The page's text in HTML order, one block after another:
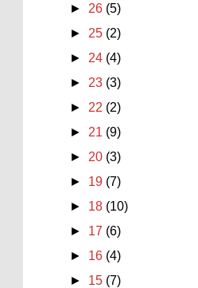
► 26 (5)
► 25 (2)
► 24 (4)
► 23 (3)
► 22 (2)
► 21 (9)
► 20 (3)
► 19 (7)
► 18 (10)
► 17 (6)
► 16 (4)
► 15 (7)